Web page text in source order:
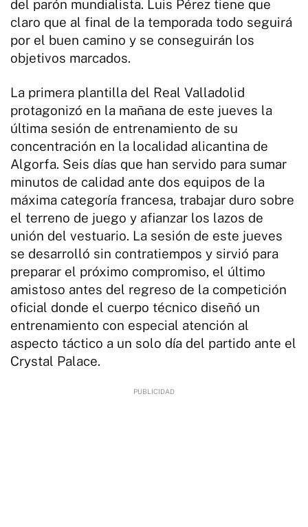
del parón mundialista. Luis Pérez tiene que
claro que al final de la temporada todo seguirá
por el buen camino y se conseguirán los
objetivos marcados.
La primera plantilla del Real Valladolid
protagonizó en la mañana de este jueves la
última sesión de entrenamiento de su
concentración en la localidad alicantina de
Algorfa. Seis días que han servido para sumar
minutos de calidad ante dos equipos de la
máxima categoría francesa, trabajar duro sobre
el terreno de juego y afianzar los lazos de
unión del vestuario. La sesión de este jueves
se desarrolló sin contratiempos y sirvió para
preparar el próximo compromiso, el último
amistoso antes del regreso de la competición
oficial donde el cuerpo técnico diseñó un
entrenamiento con especial atención al
aspecto táctico a un solo día del partido ante el
Crystal Palace.